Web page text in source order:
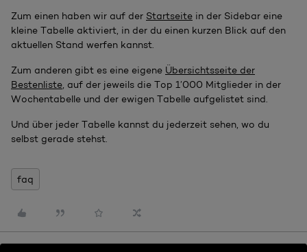
Zum einen haben wir auf der Startseite in der Sidebar eine
kleine Tabelle aktiviert, in der du einen kurzen Blick auf den
aktuellen Stand werfen kannst.
Zum anderen gibt es eine eigene Übersichtsseite der
Bestenliste , auf der jeweils die Top 1’000 Mitglieder in der
Wochentabelle und der ewigen Tabelle aufgelistet sind.
Und über jeder Tabelle kannst du jederzeit sehen, wo du
selbst gerade stehst.
faq